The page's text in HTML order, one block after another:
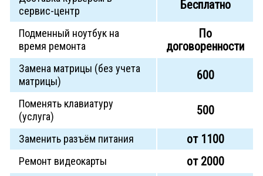
сервис-центр
Бесплатно
Подменный ноутбук на
время ремонта
По
договоренности
Замена матрицы (без учета
матрицы)
600
Поменять клавиатуру
(услуга)
500
Заменить разъём питания от 1100
Ремонт видеокарты от 2000